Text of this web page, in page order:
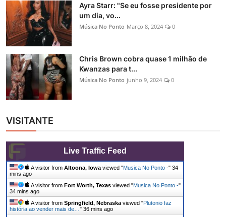
Ayra Starr: "Se eu fosse presidente por
um dia, vo...
Música No Ponto Março 8, 2024 0
Chris Brown cobra quase 1 milhão de
Kwanzas para t...
Música No Ponto junho 9, 2024 0
VISITANTE
Live Traffic Feed
A visitor from Altoona, Iowa viewed "Musica No Ponto -" 34
mins ago
A visitor from Fort Worth, Texas viewed "Musica No Ponto -"
34 mins ago
A visitor from Springfield, Nebraska viewed "Plutonio faz
história ao vender mais de… " 36 mins ago